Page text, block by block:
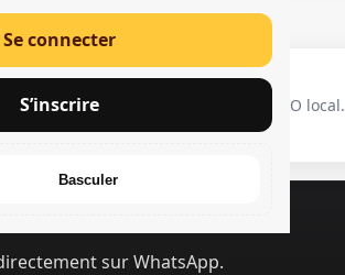
Se connecter
S’inscrire
Basculer
pour
Rapide
Optimisé mobile & SEO local.
sur WhatsApp.